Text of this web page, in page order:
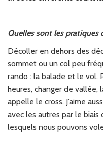
Quelles sont les pratiques
Décoller en dehors des
sommet ou un col peu
rando : la balade et le vol.
heures, changer de vallée,
appelle le cross. J’aime
avec les autres par le biais
lesquels nous pouvons